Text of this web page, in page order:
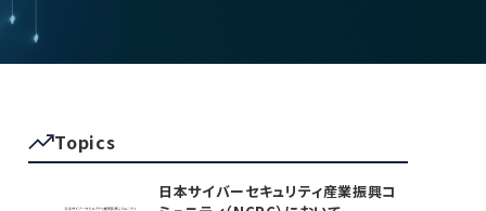
Topics
日本サイバーセキュリティ産業振興コ